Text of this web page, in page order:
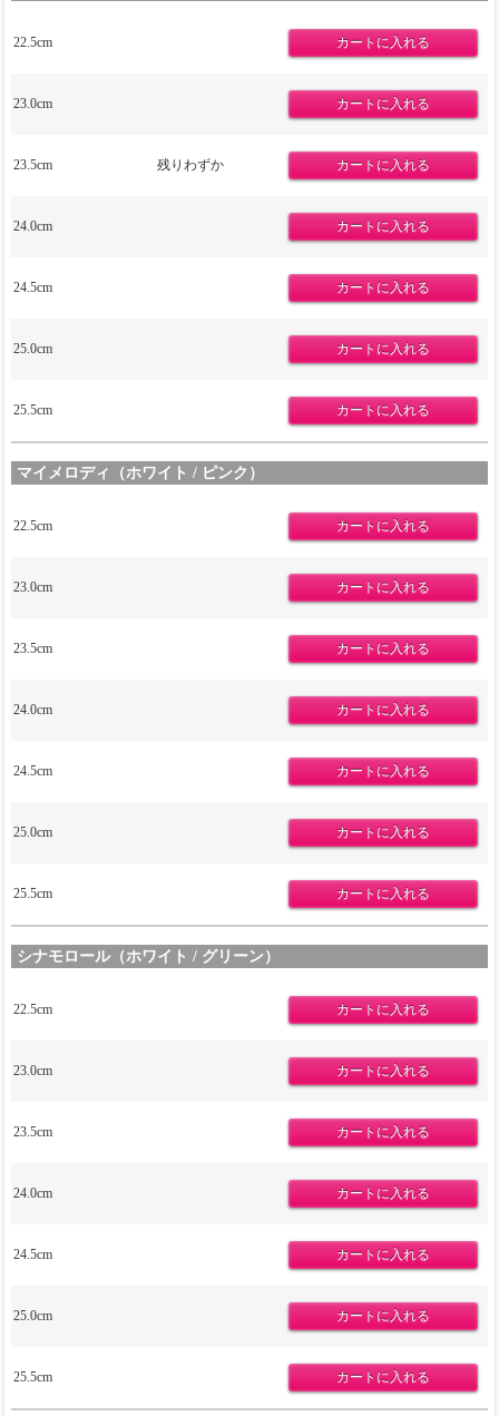
22.5cm
23.0cm
23.5cm 残りわずか
24.0cm
24.5cm
25.0cm
25.5cm
マイメロディ（ホワイト / ピンク）
22.5cm
23.0cm
23.5cm
24.0cm
24.5cm
25.0cm
25.5cm
シナモロール（ホワイト / グリーン）
22.5cm
23.0cm
23.5cm
24.0cm
24.5cm
25.0cm
25.5cm